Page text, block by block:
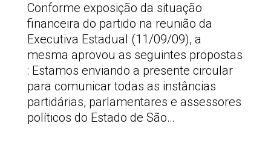
Conforme exposição da situação
financeira do partido na reunião da
Executiva Estadual (11/09/09), a
mesma aprovou as seguintes propostas
: Estamos enviando a presente circular
para comunicar todas as instâncias
partidárias, parlamentares e assessores
políticos do Estado de São…